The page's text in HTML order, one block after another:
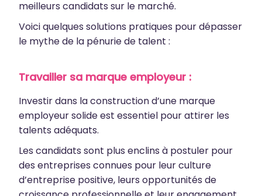
meilleurs candidats sur le marché.
Voici quelques solutions pratiques pour dépasser
le mythe de la pénurie de talent :
Travailler sa marque employeur :
Investir dans la construction d’une marque
employeur solide est essentiel pour attirer les
talents adéquats.
Les candidats sont plus enclins à postuler pour
des entreprises connues pour leur culture
d’entreprise positive, leurs opportunités de